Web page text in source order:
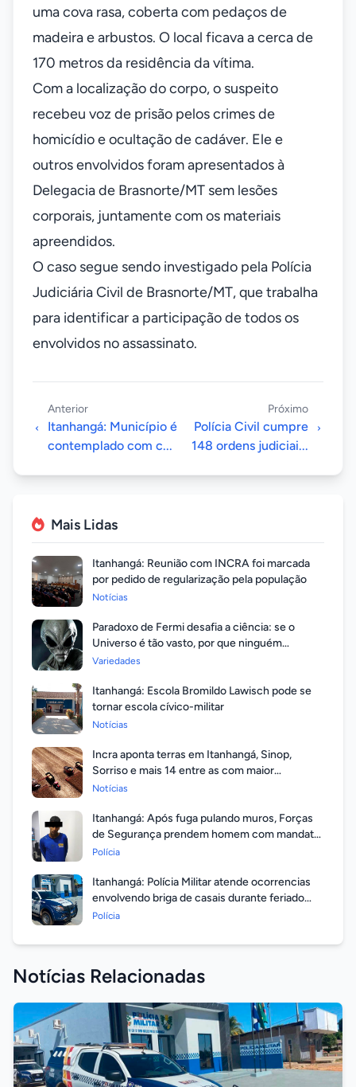
uma cova rasa, coberta com pedaços de
madeira e arbustos. O local ficava a cerca de
170 metros da residência da vítima.
Com a localização do corpo, o suspeito
recebeu voz de prisão pelos crimes de
homicídio e ocultação de cadáver. Ele e
outros envolvidos foram apresentados à
Delegacia de Brasnorte/MT sem lesões
corporais, juntamente com os materiais
apreendidos.
O caso segue sendo investigado pela Polícia
Judiciária Civil de Brasnorte/MT, que trabalha
para identificar a participação de todos os
envolvidos no assassinato.
Anterior
Itanhangá: Município é
contemplado com c...
Próximo
Polícia Civil cumpre
148 ordens judiciai...
Mais Lidas
Itanhangá: Reunião com INCRA foi marcada
por pedido de regularização pela população
Notícias
Paradoxo de Fermi desafia a ciência: se o
Universo é tão vasto, por que ninguém
respondeu?
Variedades
Itanhangá: Escola Bromildo Lawisch pode se
tornar escola cívico-militar
Notícias
Incra aponta terras em Itanhangá, Sinop,
Sorriso e mais 14 entre as com maior
valorização
Notícias
Itanhangá: Após fuga pulando muros, Forças
de Segurança prendem homem com mandato
em aberto por homicídio
Polícia
Itanhangá: Polícia Militar atende ocorrencias
envolvendo briga de casais durante feriado
prolongado
Polícia
Notícias Relacionadas